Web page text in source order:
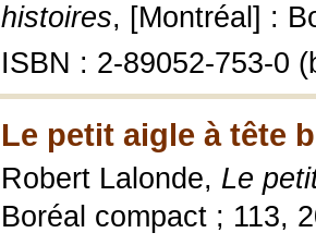
histoires, [Montréal] :
ISBN : 2-89052-753-0
Le petit aigle à tête
Robert Lalonde, Le
Boréal compact ; 113,